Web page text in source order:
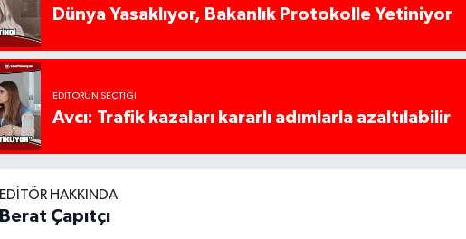
Dünya Yasaklıyor, Bakanlık Protokolle Yetiniyor
EDITÖRÜN SEÇTIĞI
Avcı: Trafik kazaları kararlı adımlarla azaltılabilir
EDITÖR HAKKINDA
Berat Çapıtçı